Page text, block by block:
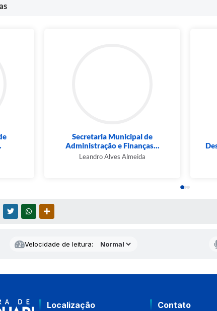
Secretaria Municipal de
Administração e Finanças...
Leandro Alves Almeida
MESSENGER
TWITTERWHATSAPP
Velocidade de leitura:
Localização Contato